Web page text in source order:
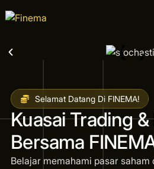
Selamat Datang Di FINEMA!
Kuasai Trading
Bersama
Belajar memahami pasar